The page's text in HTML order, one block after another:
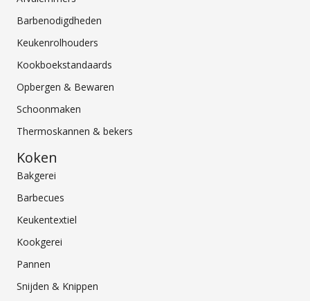
Barbenodigdheden
Keukenrolhouders
Kookboekstandaards
Opbergen & Bewaren
Schoonmaken
Thermoskannen & bekers
Koken
Bakgerei
Barbecues
Keukentextiel
Kookgerei
Pannen
Snijden & Knippen